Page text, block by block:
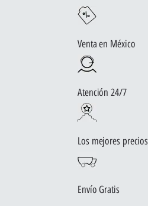
Venta en México
Atención 24/7
Los mejores precios
Envío Gratis